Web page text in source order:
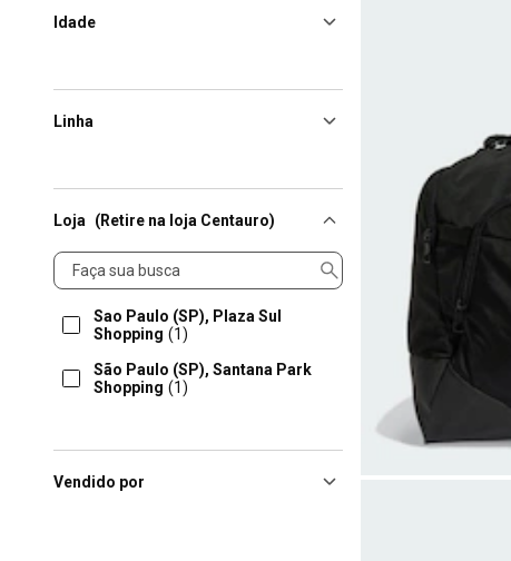
Idade
Linha
Loja (Retire na loja Centauro)
Loja
Sao Paulo (SP), Plaza Sul
Shopping (1)
São Paulo (SP), Santana Park
Shopping (1)
Vendido por